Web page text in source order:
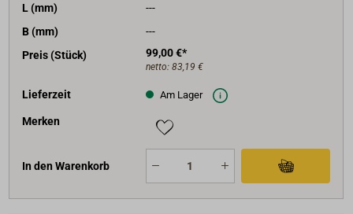
L (mm)
---
B (mm)
---
Preis (Stück)
99,00 €*
netto: 83,19 €
Lieferzeit Am Lager
Merken
In den Warenkorb